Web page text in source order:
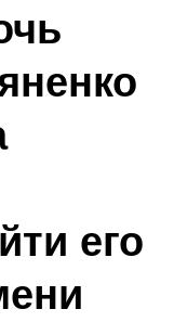
его